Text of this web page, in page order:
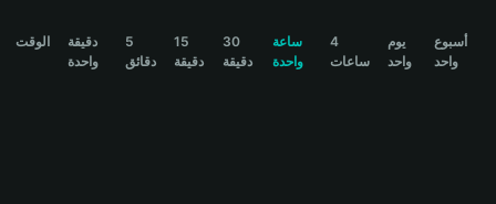
বাংলাالوقت
دقيقة
واحدة
5
دقائق
15
دقيقة
30
دقيقة
ساعة
واحدة
4
ساعات
يوم
واحد
أسبوع
واحد